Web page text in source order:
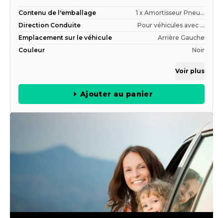
Contenu de l'emballage
1 x Amortisseur Pneu...
Direction Conduite
Pour véhicules avec ...
Emplacement sur le véhicule
Arrière Gauche
Couleur
Noir
Voir plus
Ajouter au panier